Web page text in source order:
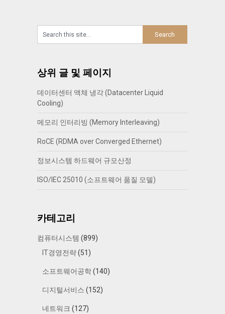
상위 글 및 페이지
데이터센터 액체 냉각 (Datacenter Liquid
Cooling)
메모리 인터리빙 (Memory Interleaving)
RoCE (RDMA over Converged Ethernet)
정보시스템 하드웨어 규모산정
ISO/IEC 25010 (소프트웨어 품질 모델)
카테고리
컴퓨터시스템 (899)
IT경영전략(51)
소프트웨어공학(140)
디지털서비스 (152)
네트워크 (127)